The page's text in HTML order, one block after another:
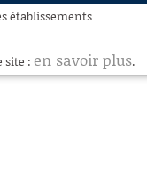
établissements
site : en savoir plus.